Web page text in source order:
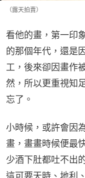
（露天拍賣）
看他的畫，第一印
的那個年代，還是
工，後來卻因畫作
然，所以更重視知
忘了。
小時候，或許會因
畫，畫畫時候便最
少酒下肚都吐不出
這可要天時、地利